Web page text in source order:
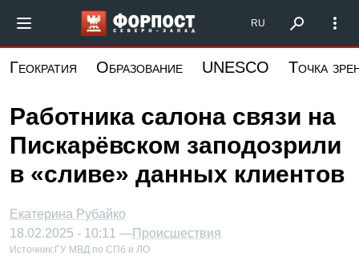
основному
Форпост Северо-Запад
RU
Геократия Образование UNESCO Точка
Работника салона связи на
Пискарёвском заподозрили
в «сливе» данных клиентов
Екатерина Рубайко
18.02.2025 - 10:11 —Происшествия
Источник: ГУ МВД по СПб и ЛО